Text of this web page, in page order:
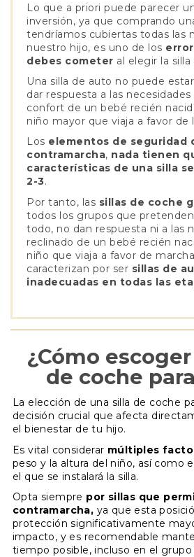
Lo que a priori puede parecer
inversión, ya que comprando
tendríamos cubiertas todas las
nuestro hijo, es uno de los
debes cometer al elegir la
Una silla de auto no puede
dar respuesta a las
confort de un bebé recién
niño mayor que viaja a favor de
Los elementos de seguridad
contramarcha, nada tienen
características de una silla
2-3.
Por tanto, las sillas de coche
todos los grupos que
todo, no dan respuesta ni a las
reclinado de un bebé recién
niño que viaja a favor de
caracterizan por ser sillas de
inadecuadas en todas las
¿Cómo
de coche
La elección de una silla de coche
decisión crucial que afecta
el bienestar de tu hijo.
Es vital considerar múltiples
peso y la altura del niño, así como
el que se instalará la silla.
Opta siempre por sillas que
contramarcha, ya que esta
protección significativamente
impacto, y es recomendable
tiempo posible, incluso en el grupo